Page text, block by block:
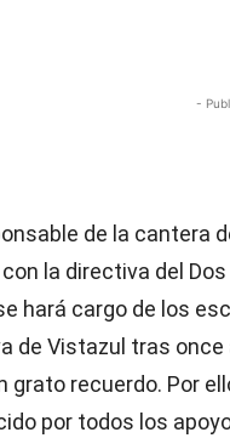
-
de la cantera
con la directiva del
hará cargo de los
de Vistazul tras
grato recuerdo. Por
por todos los